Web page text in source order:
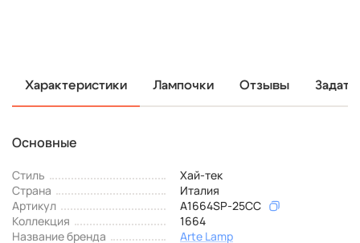
Характеристики Лампочки Отзывы
Основные
Стиль
Хай-тек
Страна
Италия
Артикул
A1664SP-25CC
Коллекция
1664
Название бренда
Arte Lamp